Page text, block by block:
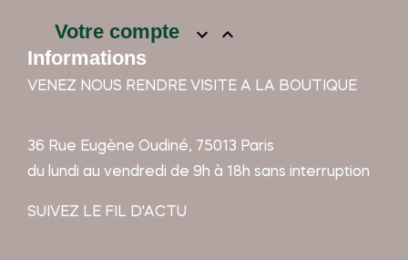
Votre compte  
Informations
VENEZ NOUS RENDRE VISITE A LA BOUTIQUE
36 Rue Eugène Oudiné, 75013 Paris
du lundi au vendredi de 9h à 18h sans interruption
SUIVEZ LE FIL D'ACTU